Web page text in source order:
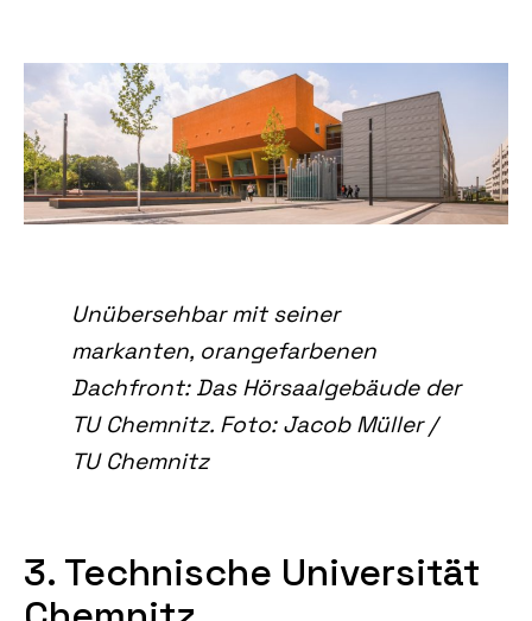
Unübersehbar mit seiner
markanten, orangefarbenen
Dachfront: Das Hörsaalgebäude der
TU Chemnitz. Foto: Jacob Müller /
TU Chemnitz
3. Technische Universität